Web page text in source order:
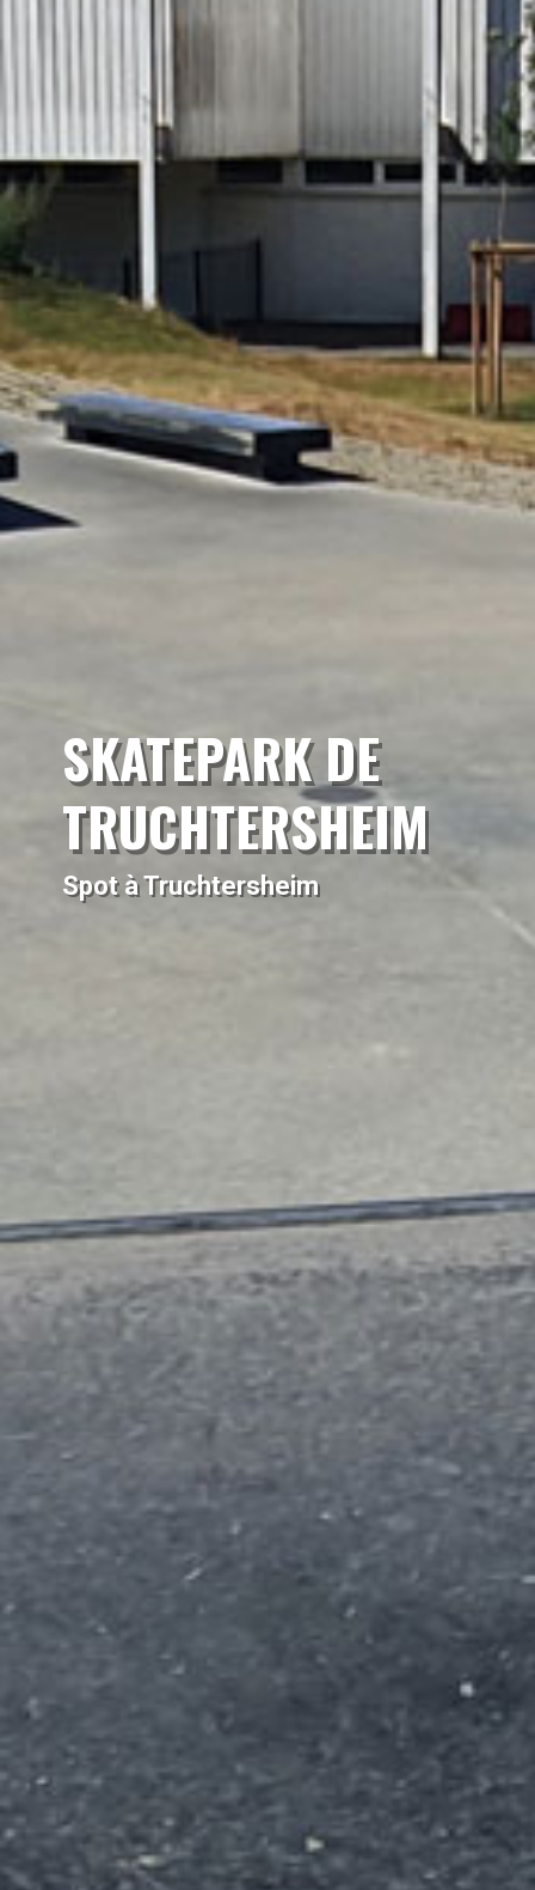
SKATEPARK DE
TRUCHTERSHEIM
Spot à Truchtersheim